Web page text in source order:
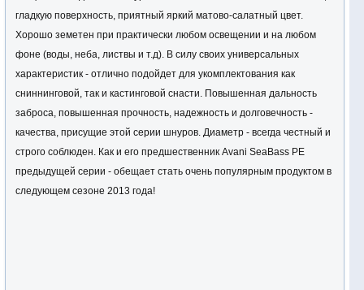
гладкую поверхность, приятный яркий матово-салатный цвет.
Хорошо земетен при практически любом освещении и на любом
фоне (воды, неба, листвы и т.д). В силу своих универсальных
характеристик - отлично подойдет для укомплектования как
сниннинговой, так и кастинговой снасти. Повышенная дальность
заброса, повышенная прочность, надежность и долговечность -
качества, присущие этой серии шнуров. Диаметр - всегда честный и
строго соблюден. Как и его предшественник Avani SeaBass PE
предыдущей серии - обещает стать очень популярным продуктом в
следующем сезоне 2013 года!